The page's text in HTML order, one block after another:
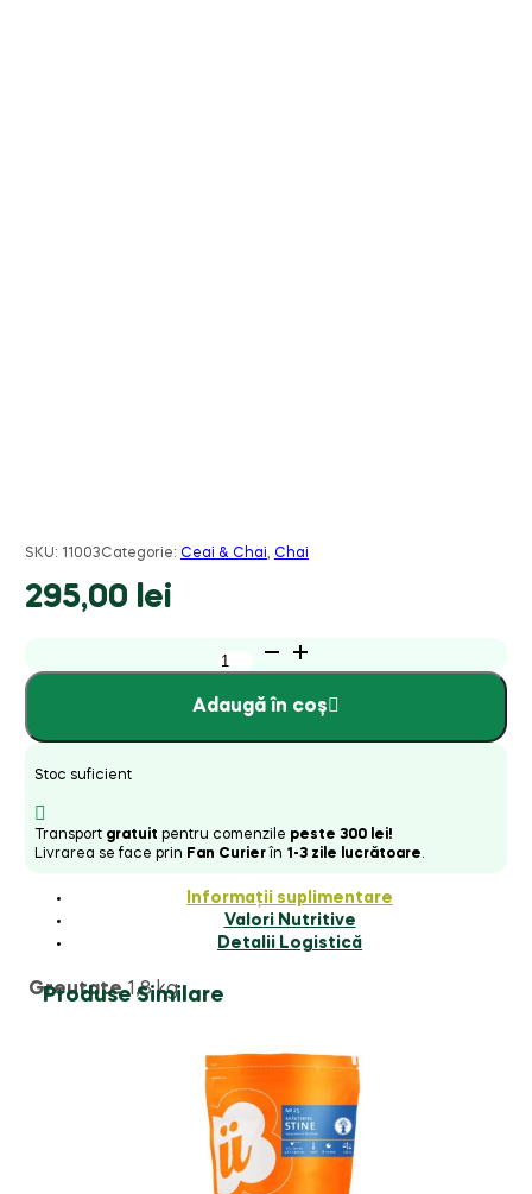
SKU: 11003Categorie: Ceai & Chai, Chai
295,00 lei
Cantitate
David
Chai
Adaugă în coș
Stoc suficient
Transport gratuit pentru comenzile peste 300 lei!
Livrarea se face prin Fan Curierîn 1-3 zile lucrătoare.
Informații suplimentare
Valori Nutritive
Detalii Logistică
Greutate 1,8 kg
Produse Similare